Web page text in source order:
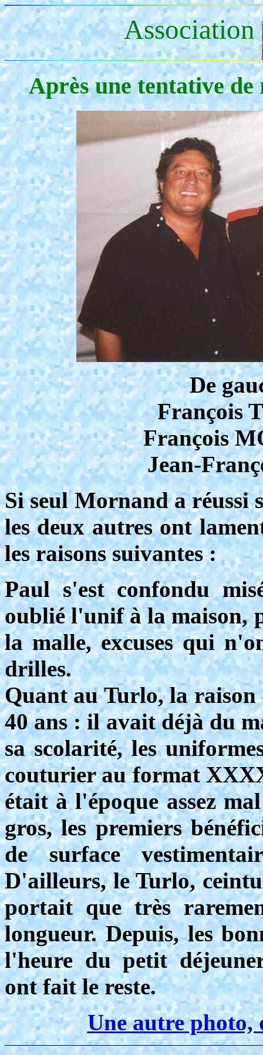
Association
Après une tentative
De
François
François
Jean-
Si seul Mornand a réussi
les deux autres ont
les raisons suivantes :
Paul s'est confondu
oublié l'unif à la maison,
la malle, excuses qui
drilles.
Quant au Turlo, la raison
40 ans : il avait déjà du
sa scolarité, les
couturier au format
était à l'époque assez
gros, les premiers
de surface
D'ailleurs, le Turlo,
portait que très
longueur. Depuis, les
l'heure du petit
ont fait le reste.
Une autre photo,